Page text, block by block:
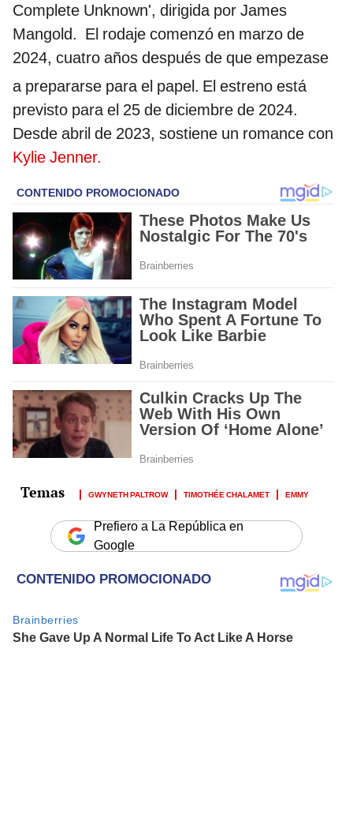
Complete Unknown', dirigida por James
Mangold. ​ El rodaje comenzó en marzo de
2024, cuatro años después de que empezase
a prepararse para el papel. El estreno está
previsto para el 25 de diciembre de 2024.
Desde abril de 2023, sostiene un romance con
Kylie Jenner.
GWYNETH PALTROW TIMOTHÉE CHALAMET EMMY
Prefiero a La República en
Google